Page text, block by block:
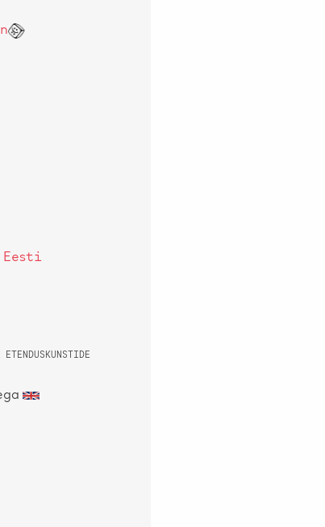
Eesti
ETENDUSKUNSTIDE